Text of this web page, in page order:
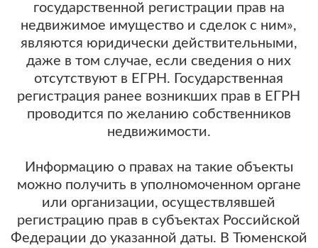
государственной регистрации прав на
недвижимое имущество и сделок с ним»,
являются юридически действительными,
даже в том случае, если сведения о них
отсутствуют в ЕГРН. Государственная
регистрация ранее возникших прав в ЕГРН
проводится по желанию собственников
недвижимости.
Информацию о правах на такие объекты
можно получить в уполномоченном органе
или организации, осуществлявшей
регистрацию прав в субъектах Российской
Федерации до указанной даты. В Тюменской